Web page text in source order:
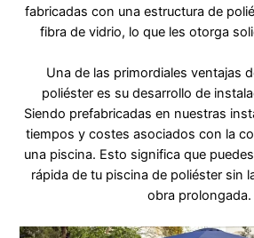
fabricadas con una estructura de
fibra de vidrio, lo que les otorga
Una de las primordiales ventajas
poliéster es su desarrollo de
Siendo prefabricadas en nuestras
tiempos y costes asociados con la
una piscina. Esto significa que
rápida de tu piscina de poliéster sin
obra prolongada.